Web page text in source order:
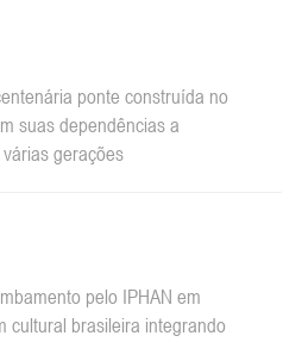
ponte construída no
suas dependências a
gerações
pelo IPHAN em
cultural brasileira integrando